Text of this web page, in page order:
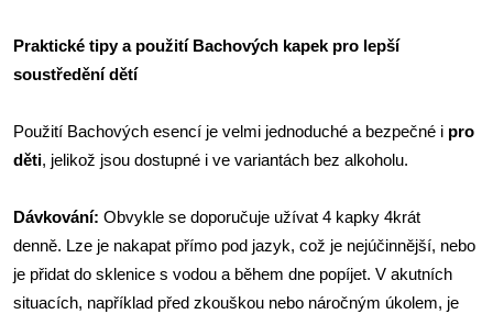
Praktické tipy a použití Bachových kapek pro lepší
soustředění dětí
Použití Bachových esencí je velmi jednoduché a bezpečné i pro
děti, jelikož jsou dostupné i ve variantách bez alkoholu.
Dávkování: Obvykle se doporučuje užívat 4 kapky 4krát
denně. Lze je nakapat přímo pod jazyk, což je nejúčinnější, nebo
je přidat do sklenice s vodou a během dne popíjet. V akutních
situacích, například před zkouškou nebo náročným úkolem, je